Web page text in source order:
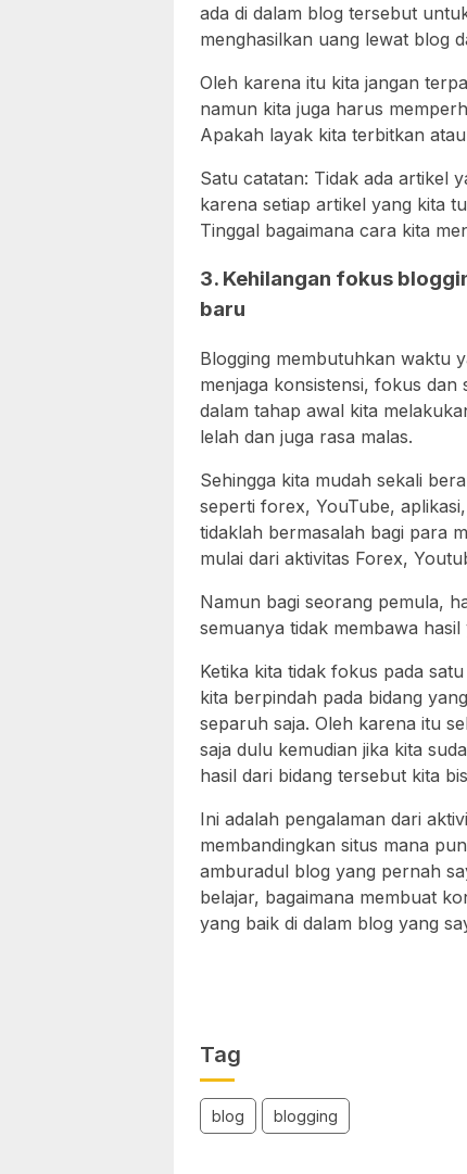
ada di dalam blog tersebut
menghasilkan uang lewat blog
Oleh karena itu kita jangan
namun kita juga harus
Apakah layak kita terbitkan
Satu catatan: Tidak ada artikel
karena setiap artikel yang kita
Tinggal bagaimana cara kita
3. Kehilangan fokus
baru
Blogging membutuhkan waktu
menjaga konsistensi, fokus dan
dalam tahap awal kita
lelah dan juga rasa malas.
Sehingga kita mudah sekali
seperti forex, YouTube,
tidaklah bermasalah bagi para
mulai dari aktivitas Forex,
Namun bagi seorang pemula,
semuanya tidak membawa hasil
Ketika kita tidak fokus pada
kita berpindah pada bidang
separuh saja. Oleh karena itu
saja dulu kemudian jika kita
hasil dari bidang tersebut kita
Ini adalah pengalaman dari
membandingkan situs mana
amburadul blog yang pernah
belajar, bagaimana membuat
yang baik di dalam blog yang
Tag
blog blogging